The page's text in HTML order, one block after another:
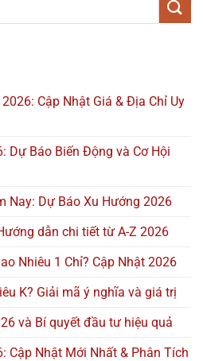
Cập Nhật Giá & Địa Chỉ Uy
Dự Báo Biến Động và Cơ Hội
Nay: Dự Báo Xu Hướng 2026
dẫn chi tiết từ A-Z 2026
Nhiêu 1 Chỉ? Cập Nhật 2026
K? Giải mã ý nghĩa và giá trị
và Bí quyết đầu tư hiệu quả
Cập Nhật Mới Nhất & Phân Tích